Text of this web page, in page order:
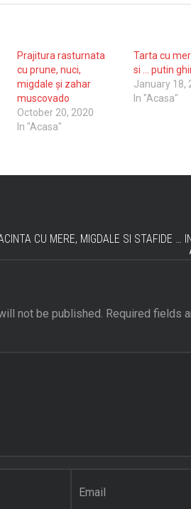
Prajitura rasturnata
cu prune, nuci,
migdale și zahar
muscovado
October 20, 2020
In "Acasa"
Tarta cu
si … putin
January 18,
In "Acasa"
CU MERE, MIGDALE SI STAFIDE …
not be published. Required fields